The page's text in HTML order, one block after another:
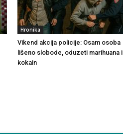
Hronika
Vikend akcija policije: Osam osoba
lišeno slobode, oduzeti marihuana i
kokain